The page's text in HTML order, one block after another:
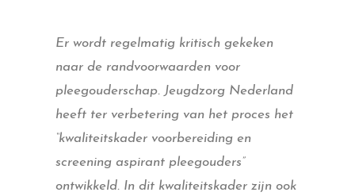
Er wordt regelmatig kritisch gekeken
naar de randvoorwaarden voor
pleegouderschap. Jeugdzorg Nederland
heeft ter verbetering van het proces het
“kwaliteitskader voorbereiding en
screening aspirant pleegouders”
ontwikkeld. In dit kwaliteitskader zijn ook